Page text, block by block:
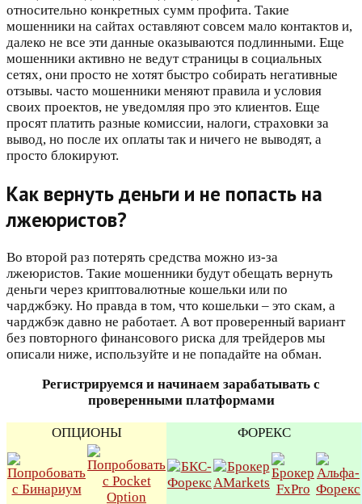
относительно конкретных сумм профита. Такие
мошенники на сайтах оставляют совсем мало контактов и,
далеко не все эти данные оказываются подлинными. Еще
мошенники активно не ведут страницы в социальных
сетях, они просто не хотят быстро собирать негативные
отзывы. часто мошенники меняют правила и условия
своих проектов, не уведомляя про это клиентов. Еще
просят платить разные комиссии, налоги, страховки за
вывод, но после их оплаты так и ничего не выводят, а
просто блокируют.
Как вернуть деньги и не попасть на
лжеюристов?
Во второй раз потерять средства можно из-за
лжеюристов. Такие мошенники будут обещать вернуть
деньги через криптовалютные кошельки или по
чарджбэку. Но правда в том, что кошельки – это скам, а
чарджбэк давно не работает. А вот проверенный вариант
без повторного финансового риска для трейдеров мы
описали ниже, используйте и не попадайте на обман.
Регистрируемся и начинаем зарабатывать с
проверенными платформами
ОПЦИОНЫ ФОРЕКС